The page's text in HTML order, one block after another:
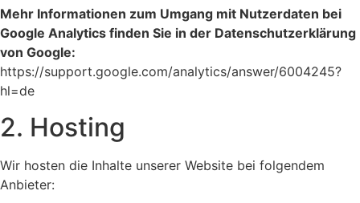
Mehr Informationen zum Umgang mit Nutzerdaten bei
Google Analytics finden Sie in der Datenschutzerklärung
von Google:
https://support.google.com/analytics/answer/6004245?
hl=de
2. Hosting
Wir hosten die Inhalte unserer Website bei folgendem
Anbieter: